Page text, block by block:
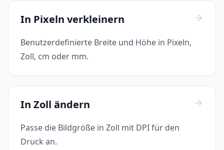
In Pixeln verkleinern
Benutzerdefinierte Breite und Höhe in Pixeln,
Zoll, cm oder mm.
In Zoll ändern
Passe die Bildgröße in Zoll mit DPI für den
Druck an.